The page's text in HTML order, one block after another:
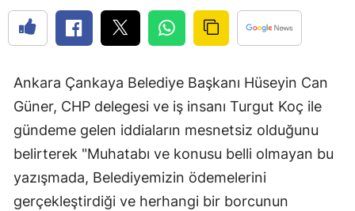
Ankara Çankaya Belediye Başkanı Hüseyin Can
Güner, CHP delegesi ve iş insanı Turgut Koç ile
gündeme gelen iddiaların mesnetsiz olduğunu
belirterek "Muhatabı ve konusu belli olmayan bu
yazışmada, Belediyemizin ödemelerini
gerçekleştirdiği ve herhangi bir borcunun